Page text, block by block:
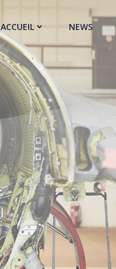
ACCUEIL NEWS